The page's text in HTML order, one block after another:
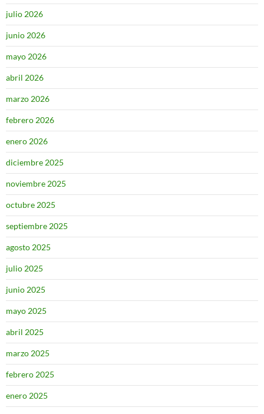
julio 2026
junio 2026
mayo 2026
abril 2026
marzo 2026
febrero 2026
enero 2026
diciembre 2025
noviembre 2025
octubre 2025
septiembre 2025
agosto 2025
julio 2025
junio 2025
mayo 2025
abril 2025
marzo 2025
febrero 2025
enero 2025